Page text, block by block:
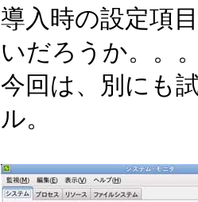
導入時の設定項
いだろうか。。
今回は、別にも
ル。